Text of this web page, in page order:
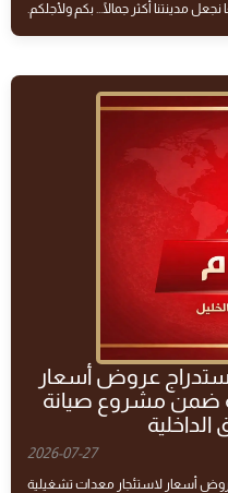
مدينتنا أكثر جمالًا... بكم ولأجلكم.
عروض أسعار
ضمن مشروع صيانة
2026-07-27
أسعار لاستئجار معدات تشغيلية